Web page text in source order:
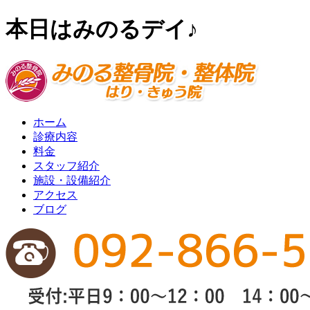
本日はみのるデイ♪
ホーム
診療内容
料金
スタッフ紹介
施設・設備紹介
アクセス
ブログ